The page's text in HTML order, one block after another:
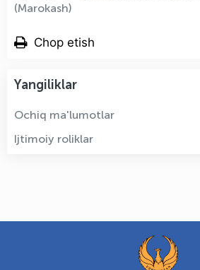
(Marokash)
Chop etish
Yangiliklar
Ochiq ma'lumotlar
Ijtimoiy roliklar